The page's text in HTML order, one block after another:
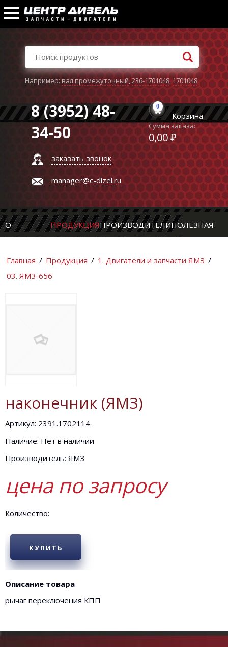
Например:вал промежуточный,236-1701048,1701048
8 (3952) 48-
34-50
заказать звонок
manager@c-dizel.ru
0
Корзина
Сумма заказа:
0,00 ₽
О ПРОДУКЦИЯПРОИЗВОДИТЕЛИПОЛЕЗНАЯ
Главная / Продукция / 1. Двигатели и запчасти ЯМЗ /
03. ЯМЗ-656
наконечник (ЯМЗ)
Артикул: 2391.1702114
Наличие: Нет в наличии
Производитель: ЯМЗ
цена по запросу
Количество:
КУПИТЬ
Описание товара
рычаг переключения КПП